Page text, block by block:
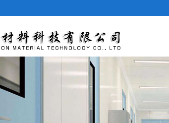
网站首页